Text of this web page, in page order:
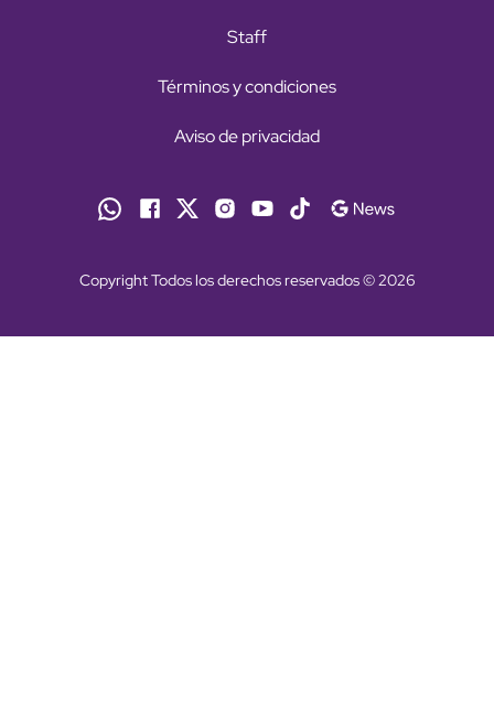
Staff
Términos y condiciones
Aviso de privacidad
Copyright Todos los derechos reservados © 2026